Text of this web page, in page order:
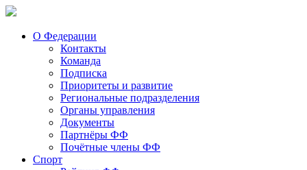
О Федерации
Контакты
Команда
Подписка
Приоритеты и развитие
Региональные подразделения
Органы управления
Документы
Партнёры ФФ
Почётные члены ФФ
Спорт